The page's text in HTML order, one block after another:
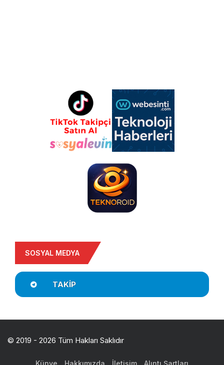
SOSYAL MEDYA
TAKIP
© 2019 - 2026 Tüm Hakları Saklıdır
Künye Hakkımızda İletişim Alıntı Şartları